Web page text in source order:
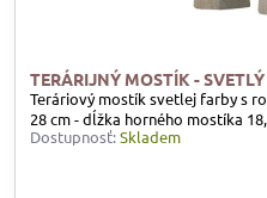
TERÁRIJNÝ MOSTÍK - SVETLÝ
Teráriový mostík svetlej farby s
28 cm - dĺžka horného mostíka
Dostupnosť:Skladem